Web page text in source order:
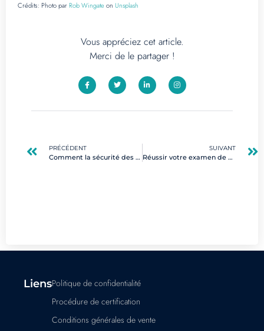
Crédits: Photo par Rob Wingate on Unsplash
Vous appréciez cet article.
Merci de le partager !
PRÉCÉDENT
Comment la sécurité des opérations renforce la cybersécurité de votre entreprise
SUIVANT
Réussir votre examen de certification en automatisation : conseils et stratégies clés
LiensPolitique de confidentialité
Procédure de certification
Conditions générales de vente